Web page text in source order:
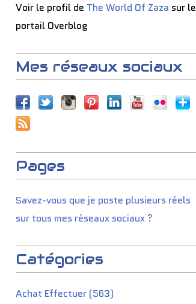
Voir le profil de The World Of Zaza sur le
portail Overblog
Mes réseaux sociaux
Pages
Savez-vous que je poste plusieurs réels
sur tous mes réseaux sociaux ?
Catégories
Achat Effectuer (563)